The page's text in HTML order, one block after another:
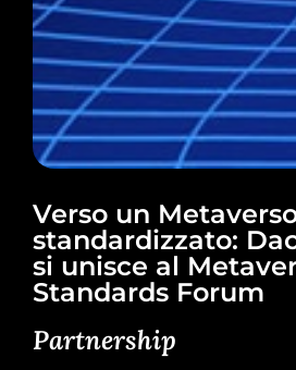
Verso un
standardizzato:
si unisce al
Standards Forum
Partnership